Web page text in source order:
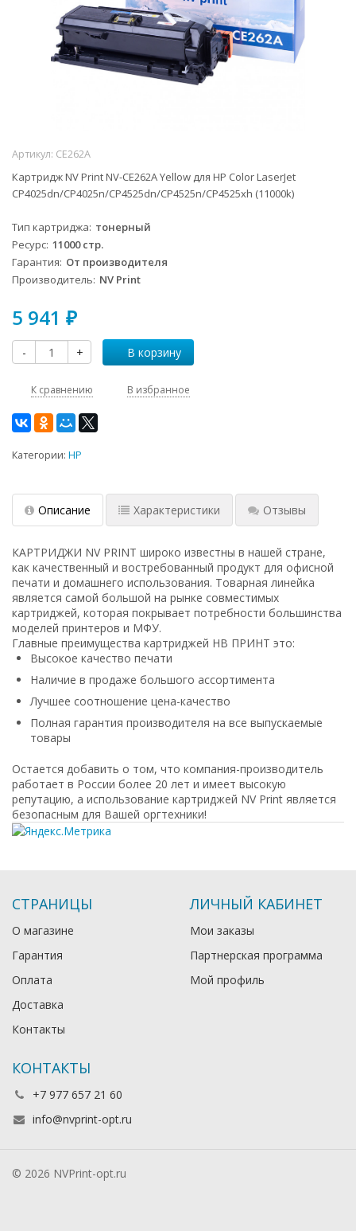
Артикул: CE262A
Картридж NV Print NV-CE262A Yellow для HP Color LaserJet
CP4025dn/CP4025n/CP4525dn/CP4525n/CP4525xh (11000k)
Тип картриджа тонерный
Ресурс 11000 стр.
Гарантия От производителя
Производитель NV Print
5 941 ₽
- + В корзину
К сравнению В избранное
Категории: HP
Описание Характеристики Отзывы
КАРТРИДЖИ NV PRINT широко известны в нашей стране,
как качественный и востребованный продукт для офисной
печати и домашнего использования. Товарная линейка
является самой большой на рынке совместимых
картриджей, которая покрывает потребности большинства
моделей принтеров и МФУ.
Главные преимущества картриджей НВ ПРИНТ это:
Высокое качество печати
Наличие в продаже большого ассортимента
Лучшее соотношение цена-качество
Полная гарантия производителя на все выпускаемые
товары
Остается добавить о том, что компания-производитель
работает в России более 20 лет и имеет высокую
репутацию, а использование картриджей NV Print является
безопасным для Вашей оргтехники!
СТРАНИЦЫ
О магазине
Гарантия
Оплата
Доставка
Контакты
ЛИЧНЫЙ КАБИНЕТ
Мои заказы
Партнерская программа
Мой профиль
КОНТАКТЫ
+7 977 657 21 60
info@nvprint-opt.ru
© 2026 NVPrint-opt.ru